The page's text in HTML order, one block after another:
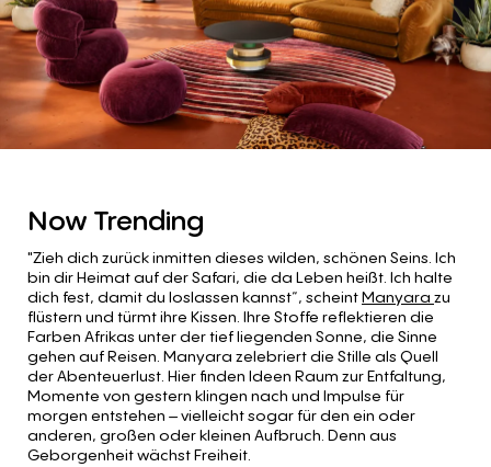
Now Trending
"Zieh dich zurück inmitten dieses wilden, schönen Seins. Ich
bin dir Heimat auf der Safari, die da Leben heißt. Ich halte
dich fest, damit du loslassen kannst“, scheintManyara zu
flüstern und türmt ihre Kissen. Ihre Stoffe reflektieren die
Farben Afrikas unter der tief liegenden Sonne, die Sinne
gehen auf Reisen. Manyara zelebriert die Stille als Quell
der Abenteuerlust. Hier finden Ideen Raum zur Entfaltung,
Momente von gestern klingen nach und Impulse für
morgen entstehen – vielleicht sogar für den ein oder
anderen, großen oder kleinen Aufbruch. Denn aus
Geborgenheit wächst Freiheit.